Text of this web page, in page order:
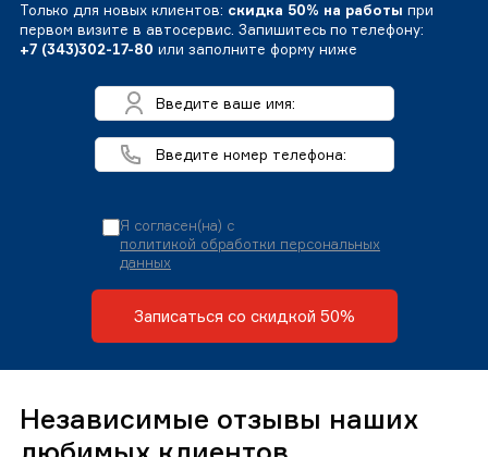
Только для новых клиентов: скидка 50% на работы при
первом визите в автосервис. Запишитесь по телефону:
+7 (343)302-17-80 или заполните форму ниже
Я согласен(на) с
политикой обработки персональных
данных
Записаться со скидкой 50%
Независимые отзывы наших